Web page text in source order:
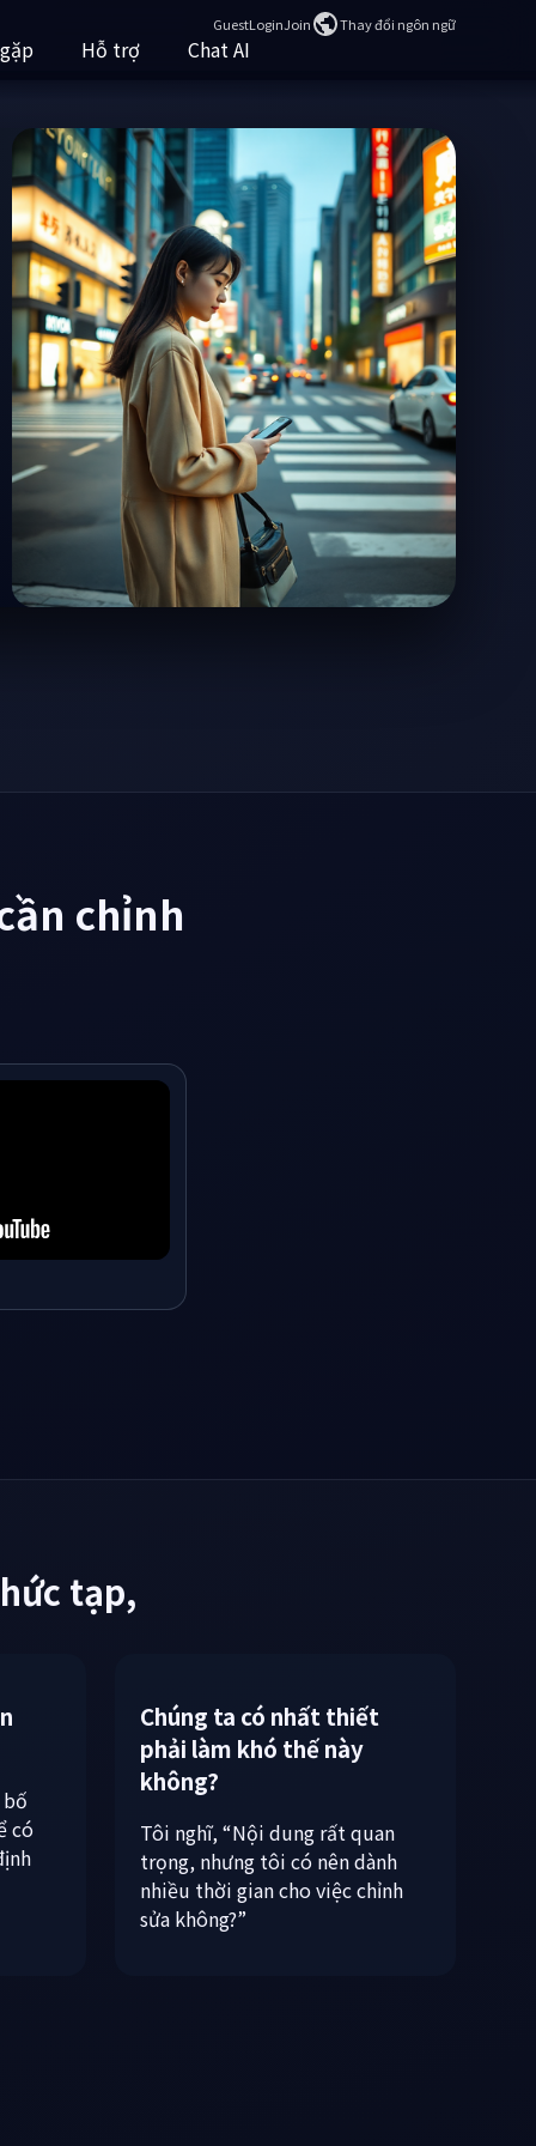
Hỗ trợ Chat AI
GuestLoginJoin Thay đổi ngôn ngữ
chỉnh
tạp,
có
Chúng ta có nhất thiết
phải làm khó thế này
Tôi nghĩ, “Nội dung rất quan
trọng, nhưng tôi có nên dành
nhiều thời gian cho việc chỉnh